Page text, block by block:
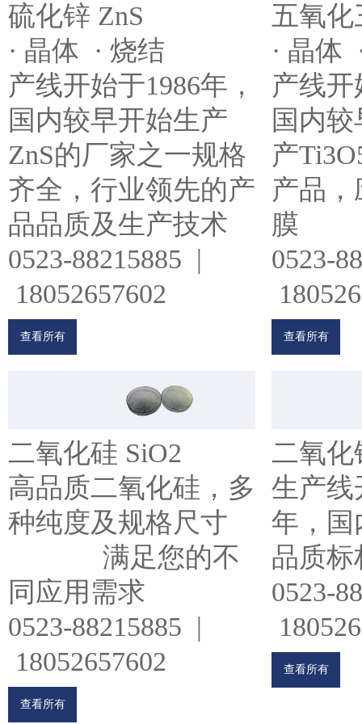
硫化锌 ZnS
· 晶体 · 烧结
产线开始于1986年，
国内较早开始生产
ZnS的厂家之一规格
齐全，行业领先的产
品品质及生产技术
0523-88215885 |
18052657602
查看所有
五氧化
· 晶体
产线开
国内
产
产品
膜
0523-
查看所有
二氧化硅 SiO2
高品质二氧化硅，多
种纯度及规格尺寸
满足您的不
同应用需求
0523-88215885 |
18052657602
查看所有
二氧化
生产线
年，国
品质标
0523-
查看所有